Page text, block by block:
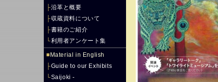
├沿革と概要
├収蔵資料について
├書籍のご紹介
└利用者アンケート集
■ Material in English
├Guide to our Exhibits
└Saijoki -